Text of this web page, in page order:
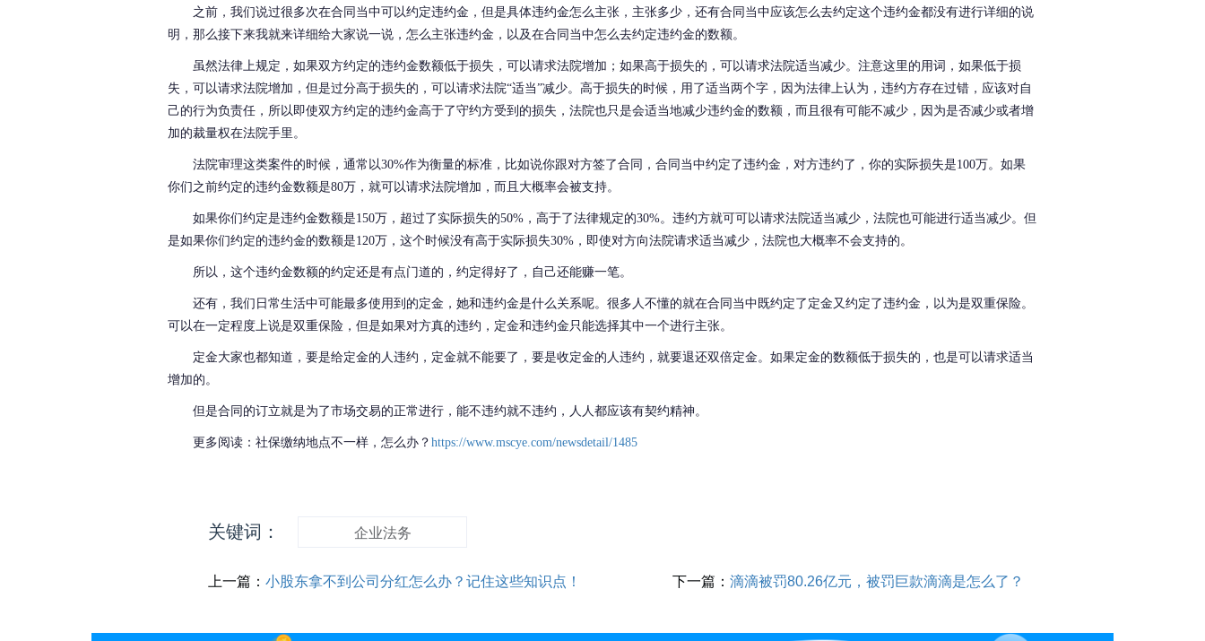
之前，我们说过很多次在合同当中可以约定违约金，但是具体违约金怎么主张，主张多少，还有合同当中应该怎么去约定这个违约金都没有进行详细的说
明，那么接下来我就来详细给大家说一说，怎么主张违约金，以及在合同当中怎么去约定违约金的数额。
虽然法律上规定，如果双方约定的违约金数额低于损失，可以请求法院增加；如果高于损失的，可以请求法院适当减少。注意这里的用词，如果低于损
失，可以请求法院增加，但是过分高于损失的，可以请求法院“适当”减少。高于损失的时候，用了适当两个字，因为法律上认为，违约方存在过错，应该对自
己的行为负责任，所以即使双方约定的违约金高于了守约方受到的损失，法院也只是会适当地减少违约金的数额，而且很有可能不减少，因为是否减少或者增
加的裁量权在法院手里。
法院审理这类案件的时候，通常以30%作为衡量的标准，比如说你跟对方签了合同，合同当中约定了违约金，对方违约了，你的实际损失是100万。如果
你们之前约定的违约金数额是80万，就可以请求法院增加，而且大概率会被支持。
如果你们约定是违约金数额是150万，超过了实际损失的50%，高于了法律规定的30%。违约方就可可以请求法院适当减少，法院也可能进行适当减少。但
是如果你们约定的违约金的数额是120万，这个时候没有高于实际损失30%，即使对方向法院请求适当减少，法院也大概率不会支持的。
所以，这个违约金数额的约定还是有点门道的，约定得好了，自己还能赚一笔。
还有，我们日常生活中可能最多使用到的定金，她和违约金是什么关系呢。很多人不懂的就在合同当中既约定了定金又约定了违约金，以为是双重保险。
可以在一定程度上说是双重保险，但是如果对方真的违约，定金和违约金只能选择其中一个进行主张。
定金大家也都知道，要是给定金的人违约，定金就不能要了，要是收定金的人违约，就要退还双倍定金。如果定金的数额低于损失的，也是可以请求适当
增加的。
但是合同的订立就是为了市场交易的正常进行，能不违约就不违约，人人都应该有契约精神。
更多阅读：社保缴纳地点不一样，怎么办？ https://www.mscye.com/newsdetail/1485
关键词： 企业法务
上一篇： 小股东拿不到公司分红怎么办？记住这些知识点！ 下一篇： 滴滴被罚80.26亿元，被罚巨款滴滴是怎么了？